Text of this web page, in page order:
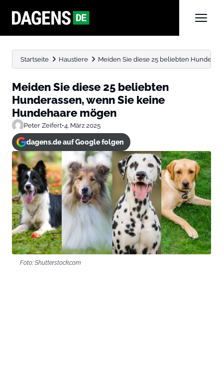
Startseite Haustiere Meiden Sie diese 25 beliebten
Meiden Sie diese 25 beliebten
Hunderassen, wenn Sie keine
Hundehaare mögen
Peter Zeifert•4. März 2025
dagens.de auf Google folgen
Foto: Shutterstock.com